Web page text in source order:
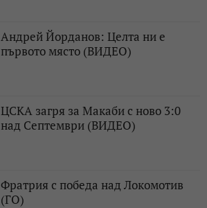
Андрей Йорданов: Целта ни е
първото място (ВИДЕО)
ЦСКА загря за Макаби с ново 3:0
над Септември (ВИДЕО)
Фратрия с победа над Локомотив
(ГО)